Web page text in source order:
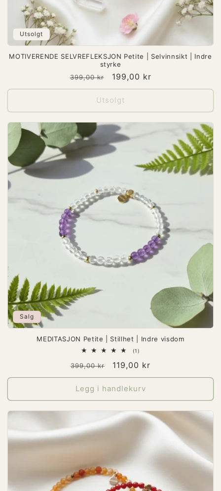
Utsolgt
MOTIVERENDE SELVREFLEKSJON Petite | Selvinnsikt | Indre
styrke
Vanlig
pris
399,00 kr Salgspris
199,00 kr
Utsolgt
Salg
MEDITASJON Petite | Stillhet | Indre visdom
(1)
omtaler
Vanlig
pris
399,00 kr Salgspris
119,00 kr
Legg i handlekurv